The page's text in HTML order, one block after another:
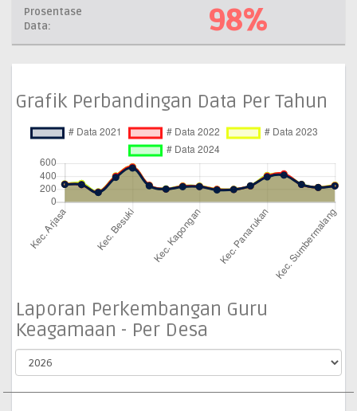
Prosentase
Data:
98%
Grafik Perbandingan Data Per Tahun
Laporan Perkembangan Guru
Keagamaan - Per Desa